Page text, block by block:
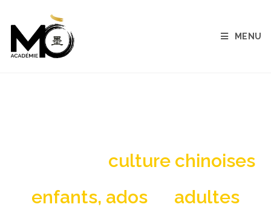
MENU
culture chinoises
enfants, ados
adultes